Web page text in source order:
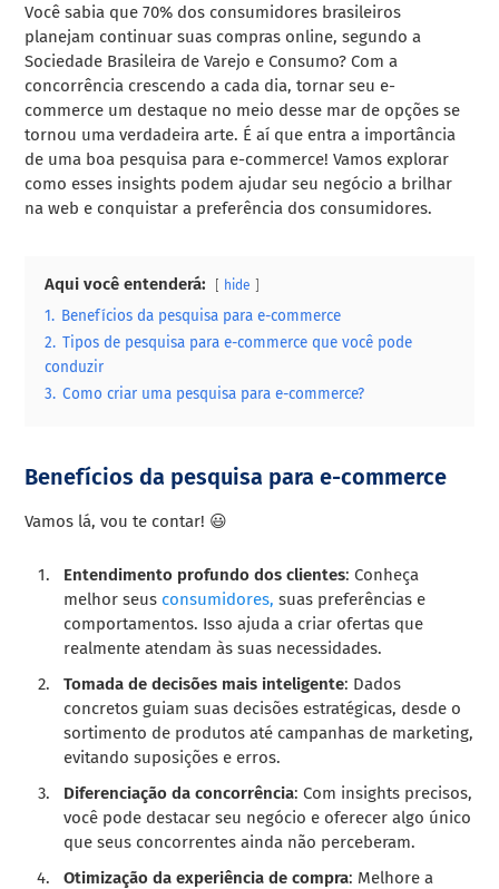
Você sabia que 70% dos consumidores brasileiros
planejam continuar suas compras online, segundo a
Sociedade Brasileira de Varejo e Consumo? Com a
concorrência crescendo a cada dia, tornar seu e-
commerce um destaque no meio desse mar de opções se
tornou uma verdadeira arte. É aí que entra a importância
de uma boa pesquisa para e-commerce! Vamos explorar
como esses insights podem ajudar seu negócio a brilhar
na web e conquistar a preferência dos consumidores.
Aqui você entenderá: hide
1. Benefícios da pesquisa para e-commerce
2. Tipos de pesquisa para e-commerce que você pode
conduzir
3. Como criar uma pesquisa para e-commerce?
Benefícios da pesquisa para e-commerce
Vamos lá, vou te contar! 😃
Entendimento profundo dos clientes: Conheça
melhor seus consumidores, suas preferências e
comportamentos. Isso ajuda a criar ofertas que
realmente atendam às suas necessidades.
Tomada de decisões mais inteligente: Dados
concretos guiam suas decisões estratégicas, desde o
sortimento de produtos até campanhas de marketing,
evitando suposições e erros.
Diferenciação da concorrência: Com insights precisos,
você pode destacar seu negócio e oferecer algo único
que seus concorrentes ainda não perceberam.
Otimização da experiência de compra: Melhore a